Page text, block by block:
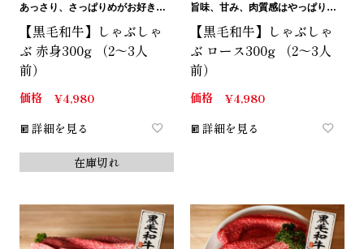
あっさり、さっぱりめがお好きな方にはこの赤身。
【黒毛和牛】しゃぶしゃ
ぶ 赤身300g （2～3人
前）
価格 ¥4,980
詳細を見る
在庫切れ
旨味、甘み、肉質感はやっぱりロース！
【黒毛和牛】しゃぶしゃ
ぶ ロース300g （2～3人
前）
価格 ¥4,980
詳細を見る